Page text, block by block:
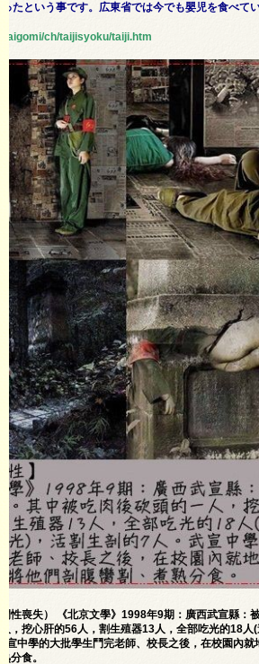
たという事です。広東省では今でも嬰児を食べて
ch/taijisyoku/taiji.htm
性喪失） 《北京文學》1998年9期：廣西武宣縣：
，挖心肝的56人，割生殖器13人，全部吃光的18人(
宣中學的大批學生鬥完老師、校長之後，在校園內就
分食。